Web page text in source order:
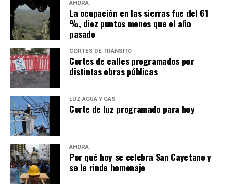
AHORA
La ocupación en las sierras fue del 61
%, diez puntos menos que el año
pasado
CORTES DE TRÁNSITO
Cortes de calles programados por
distintas obras públicas
LUZ AGUA Y GAS
Corte de luz programado para hoy
AHORA
Por qué hoy se celebra San Cayetano y
se le rinde homenaje